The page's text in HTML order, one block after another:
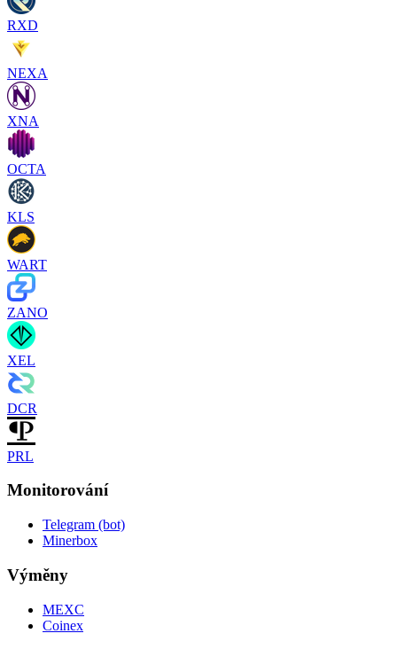
RXD
NEXA
XNA
OCTA
KLS
WART
ZANO
XEL
DCR
PRL
Monitorování
Telegram (bot)
Minerbox
Výměny
MEXC
Coinex